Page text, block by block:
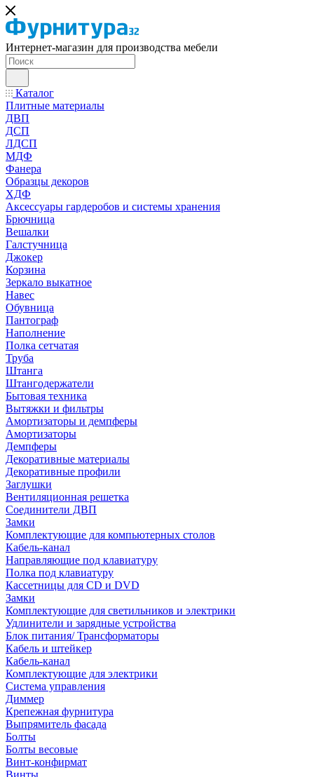
Интернет-магазин для производства мебели
Каталог
Плитные материалы
ДВП
ДСП
ЛДСП
МДФ
Фанера
Образцы декоров
ХДФ
Аксессуары гардеробов и системы хранения
Брючница
Вешалки
Галстучница
Джокер
Корзина
Зеркало выкатное
Навес
Обувница
Пантограф
Наполнение
Полка сетчатая
Труба
Штанга
Штангодержатели
Бытовая техника
Вытяжки и фильтры
Амортизаторы и демпферы
Амортизаторы
Демпферы
Декоративные материалы
Декоративные профили
Заглушки
Вентиляционная решетка
Соединители ДВП
Замки
Комплектующие для компьютерных столов
Кабель-канал
Направляющие под клавиатуру
Полка под клавиатуру
Кассетницы для CD и DVD
Замки
Комплектующие для светильников и электрики
Удлинители и зарядные устройства
Блок питания/ Трансформаторы
Кабель и штейкер
Кабель-канал
Комплектующие для электрики
Система управления
Диммер
Крепежная фурнитура
Выпрямитель фасада
Болты
Болты весовые
Винт-конфирмат
Винты